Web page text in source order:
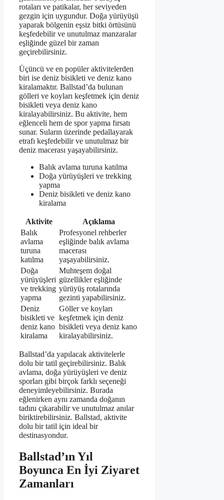
rotaları ve patikalar, her seviyeden
gezgin için uygundur. Doğa yürüyüşü
yaparak bölgenin eşsiz bitki örtüsünü
keşfedebilir ve unutulmaz manzaralar
eşliğinde güzel bir zaman
geçirebilirsiniz.
Üçüncü ve en popüler aktivitelerden
biri ise deniz bisikleti ve deniz kano
kiralamaktır. Ballstad’da bulunan
gölleri ve koyları keşfetmek için deniz
bisikleti veya deniz kano
kiralayabilirsiniz. Bu aktivite, hem
eğlenceli hem de spor yapma fırsatı
sunar. Suların üzerinde pedallayarak
etrafı keşfedebilir ve unutulmaz bir
deniz macerası yaşayabilirsiniz.
Balık avlama turuna katılma
Doğa yürüyüşleri ve trekking
yapma
Deniz bisikleti ve deniz kano
kiralama
Aktivite
Açıklama
Balık
avlama
turuna
katılma
Profesyonel rehberler
eşliğinde balık avlama
macerası
yaşayabilirsiniz.
Doğa
yürüyüşleri
ve trekking
yapma
Muhteşem doğal
güzellikler eşliğinde
yürüyüş rotalarında
gezinti yapabilirsiniz.
Deniz
bisikleti ve
deniz kano
kiralama
Göller ve koyları
keşfetmek için deniz
bisikleti veya deniz kano
kiralayabilirsiniz.
Ballstad’da yapılacak aktivitelerle
dolu bir tatil geçirebilirsiniz. Balık
avlama, doğa yürüyüşleri ve deniz
sporları gibi birçok farklı seçeneği
deneyimleyebilirsiniz. Burada
eğlenirken aynı zamanda doğanın
tadını çıkarabilir ve unutulmaz anılar
biriktirebilirsiniz. Ballstad, aktivite
dolu bir tatil için ideal bir
destinasyondur.
Ballstad’ın Yıl
Boyunca En İyi Ziyaret
Zamanları